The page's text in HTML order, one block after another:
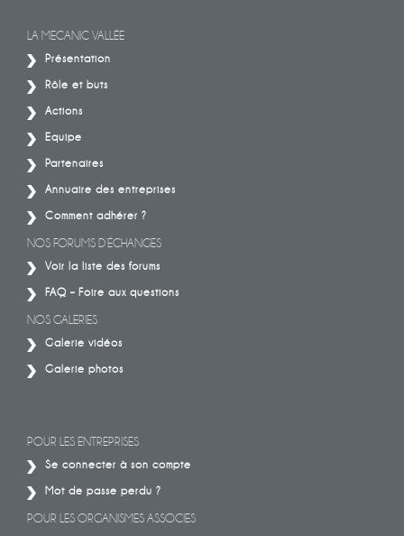
LA MECANIC VALLÉE
Présentation
Rôle et buts
Actions
Equipe
Partenaires
Annuaire des entreprises
Comment adhérer ?
NOS FORUMS D’ÉCHANGES
Voir la liste des forums
FAQ – Foire aux questions
NOS GALERIES
Galerie vidéos
Galerie photos
POUR LES ENTREPRISES
Se connecter à son compte
Mot de passe perdu ?
POUR LES ORGANISMES ASSOCIES